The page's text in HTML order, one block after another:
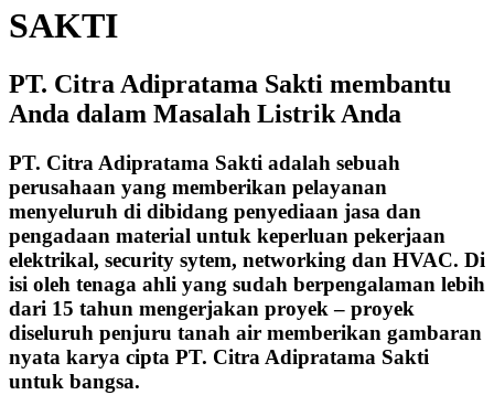
SAKTI
PT. Citra Adipratama Sakti membantu
Anda dalam Masalah Listrik Anda
PT. Citra Adipratama Sakti adalah sebuah
perusahaan yang memberikan pelayanan
menyeluruh di dibidang penyediaan jasa dan
pengadaan material untuk keperluan pekerjaan
elektrikal, security sytem, networking dan HVAC. Di
isi oleh tenaga ahli yang sudah berpengalaman lebih
dari 15 tahun mengerjakan proyek – proyek
diseluruh penjuru tanah air memberikan gambaran
nyata karya cipta PT. Citra Adipratama Sakti
untuk bangsa.